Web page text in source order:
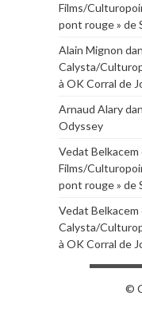
Films/
pont rouge » de
Alain Mignon
Calysta/
à OK Corral de
Arnaud Alary
Odyssey
Vedat Belkacem
Films/
pont rouge » de
Vedat Belkacem
Calysta/
à OK Corral de
©